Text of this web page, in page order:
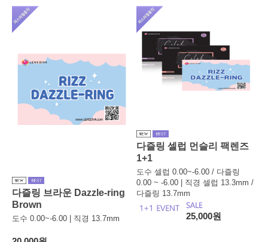
다즐링 브라운 Dazzle-ring
Brown
도수 0.00~-6.00 | 직경 13.7mm
다즐링 셀럽 먼슬리 팩렌즈
1+1
도수 셀럽 0.00~-6.00 / 다즐링
0.00 ~ -6.00 | 직경 셀럽 13.3mm /
다즐링 13.7mm
25,000원